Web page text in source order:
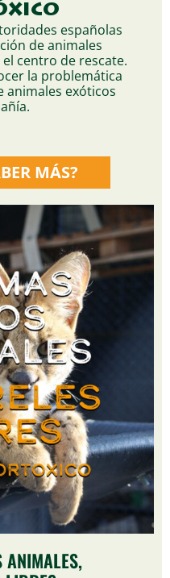
españolas
de animales
centro de rescate.
la problemática
animales exóticos
MÁS?